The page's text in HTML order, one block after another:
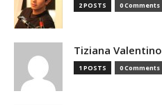
2 POSTS 0 Comments
Tiziana Valentino
1 POSTS 0 Comments